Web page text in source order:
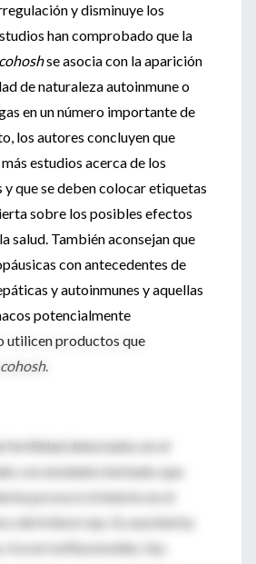
y disminuye los
han comprobado que la
se asocia con la aparición
de naturaleza autoinmune o
en un número importante de
los autores concluyen que
estudios acerca de los
que se deben colocar etiquetas
sobre los posibles efectos
salud. También aconsejan que
con antecedentes de
y autoinmunes y aquellas
potencialmente
utilicen productos que
.
fertilidad detectados en el
con ensilados herbales que
provocó el interés en el
del trébol rojo. Es una hierba
rica en isoflavonoides. Sus